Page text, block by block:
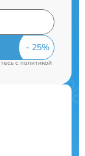
c политикой